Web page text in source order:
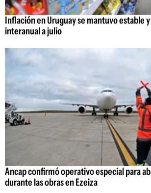
Inflación en Uruguay se mantuvo estable
interanual a julio
Ancap confirmó operativo especial para
durante las obras en Ezeiza